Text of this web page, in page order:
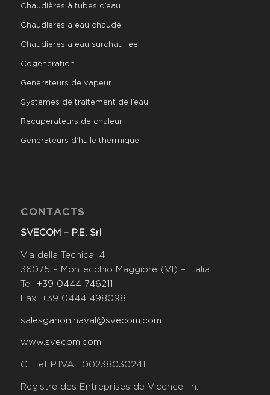
Chaudières à tubes d’eau
Chaudieres a eau chaude
Chaudieres a eau surchauffee
Cogeneration
Generateurs de vapeur
Systemes de traitement de l’eau
Recuperateurs de chaleur
Generateurs d’huile thermique
CONTACTS
SVECOM – P.E. Srl
Via della Tecnica, 4
36075 – Montecchio Maggiore (VI) – Italia
Tel. +39 0444 746211
Fax. +39 0444 498098
salesgarioninaval@svecom.com
www.svecom.com
C.F. et P.IVA : 00238030241
Registre des Entreprises de Vicence : n.